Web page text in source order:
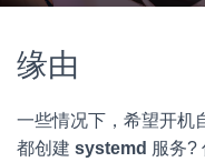
缘由
一些情况下，希望开机
都创建 systemd 服务?